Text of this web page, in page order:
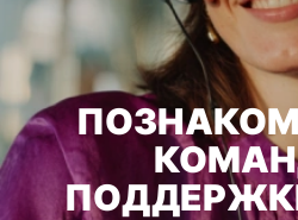
ПОДДЕРЖКИ